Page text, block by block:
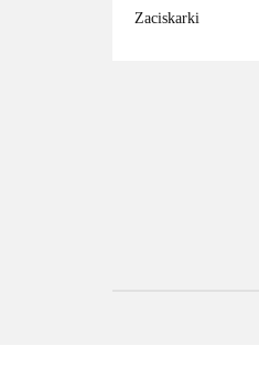
Zaciskarki